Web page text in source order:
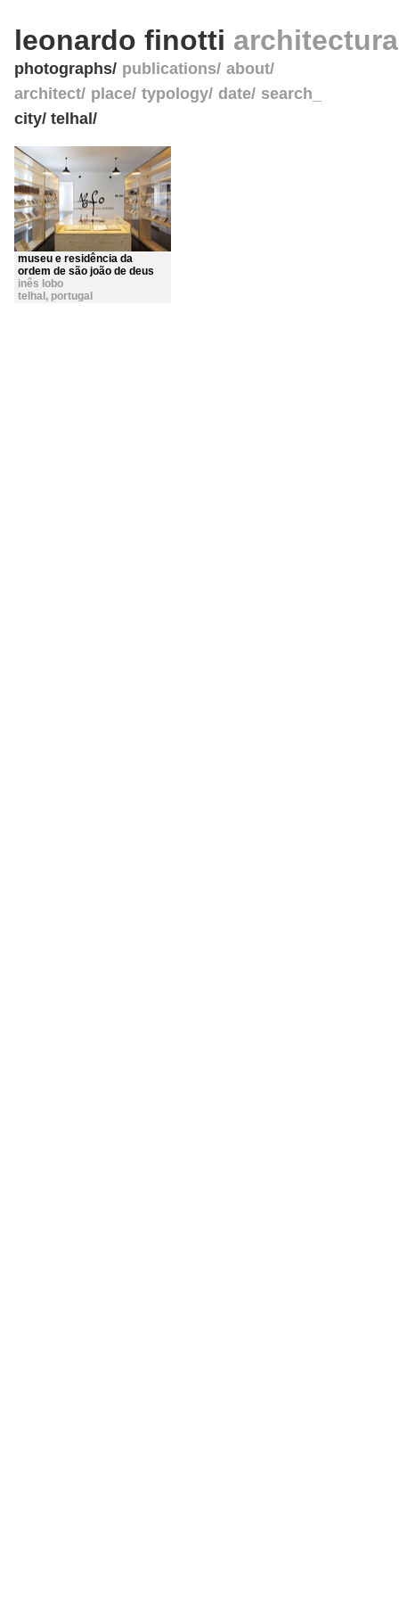
leonardo finotti
photographs publications about
architect place typology date search_
city/ telhal/
museu e residência da
ordem de são joão de deus
inês lobo
telhal , portugal